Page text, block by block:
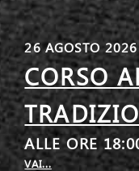
26 AGOSTO 2026
CORSO
ALLE ORE
VAI...